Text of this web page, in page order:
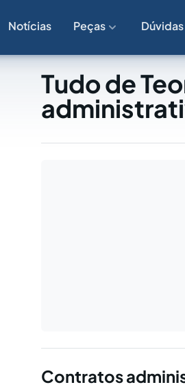
Notícias Peças Dúvidas
Tudo de
Contratos